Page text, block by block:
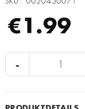
€1.99
-